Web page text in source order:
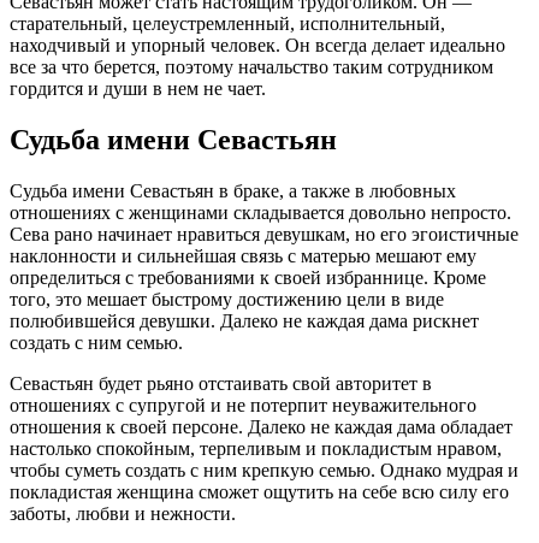
старательный, целеустремленный, исполнительный,
находчивый и упорный человек. Он всегда делает идеально
все за что берется, поэтому начальство таким сотрудником
гордится и души в нем не чает.
Судьба имени Севастьян
Судьба имени Севастьян в браке, а также в любовных
отношениях с женщинами складывается довольно непросто.
Сева рано начинает нравиться девушкам, но его эгоистичные
наклонности и сильнейшая связь с матерью мешают ему
определиться с требованиями к своей избраннице. Кроме
того, это мешает быстрому достижению цели в виде
полюбившейся девушки. Далеко не каждая дама рискнет
создать с ним семью.
Севастьян будет рьяно отстаивать свой авторитет в
отношениях с супругой и не потерпит неуважительного
отношения к своей персоне. Далеко не каждая дама обладает
настолько спокойным, терпеливым и покладистым нравом,
чтобы суметь создать с ним крепкую семью. Однако мудрая и
покладистая женщина сможет ощутить на себе всю силу его
заботы, любви и нежности.